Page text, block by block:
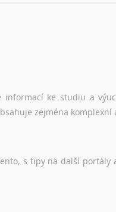
informací ke studiu a
zejména komplexní
s tipy na další portály